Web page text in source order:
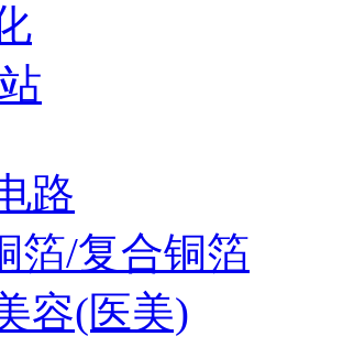
路
箔/复合铜箔
容(医美)